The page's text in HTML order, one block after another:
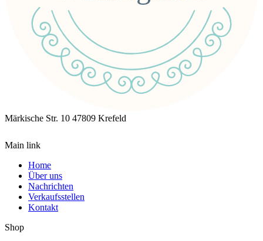
Märkische Str. 10 47809 Krefeld
Main link
Home
Über uns
Nachrichten
Verkaufsstellen
Kontakt
Shop